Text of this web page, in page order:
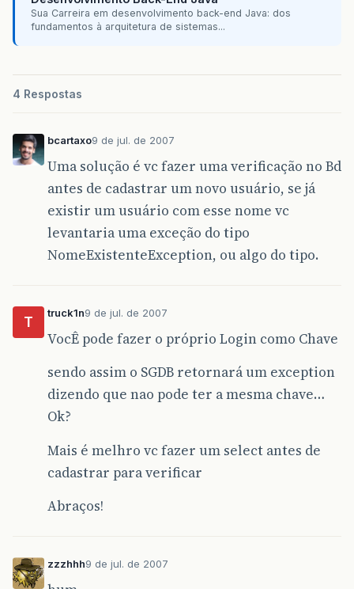
Sua Carreira em desenvolvimento back-end Java: dos
fundamentos à arquitetura de sistemas...
4 Respostas
bcartaxo9 de jul. de 2007
Uma solução é vc fazer uma verificação no Bd
antes de cadastrar um novo usuário, se já
existir um usuário com esse nome vc
levantaria uma exceção do tipo
NomeExistenteException, ou algo do tipo.
T
truck1n9 de jul. de 2007
VocÊ pode fazer o próprio Login como Chave
sendo assim o SGDB retornará um exception
dizendo que nao pode ter a mesma chave…
Ok?
Mais é melhro vc fazer um select antes de
cadastrar para verificar
Abraços!
zzzhhh9 de jul. de 2007